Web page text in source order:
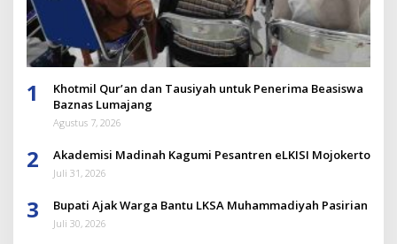
1
Khotmil Qur’an dan Tausiyah untuk Penerima Beasiswa
Baznas Lumajang
Agustus 7, 2026
2 Akademisi Madinah Kagumi Pesantren eLKISI Mojokerto
Juli 31, 2026
3 Bupati Ajak Warga Bantu LKSA Muhammadiyah Pasirian
Juli 30, 2026